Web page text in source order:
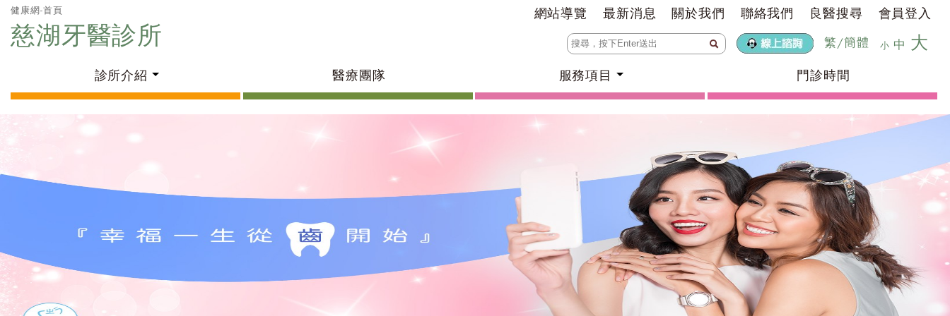
健康網-首頁 網站導覽 最新消息 關於我們 聯絡我們 良醫搜尋 會員登入
慈湖牙醫診所 小 中 大
繁/簡體
診所介紹 醫療團隊 服務項目 門診時間